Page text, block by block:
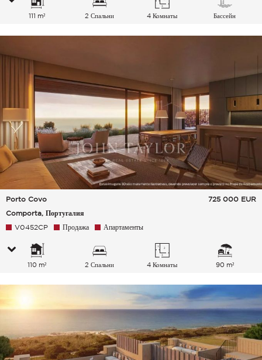
111 m² 2 Спальни 4 Комнаты Бассейн
Porto Covo
Comporta, Португалия
725 000 EUR
V0452CP Продажа Апартаменты
110 m² 2 Спальни 4 Комнаты 90 m²